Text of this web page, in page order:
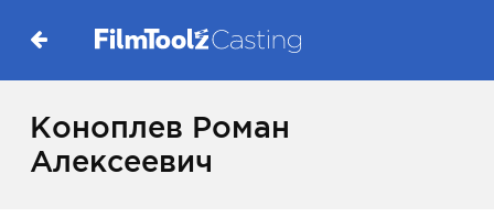
Коноплев Роман
Алексеевич